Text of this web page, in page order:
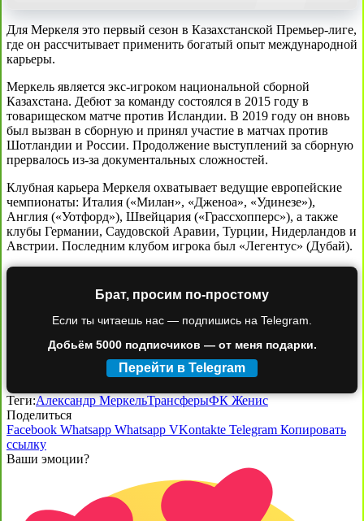
Для Меркеля это первый сезон в Казахстанской Премьер-лиге,
где он рассчитывает применить богатый опыт международной
карьеры.
Меркель является экс-игроком национальной сборной
Казахстана. Дебют за команду состоялся в 2015 году в
товарищеском матче против Исландии. В 2019 году он вновь
был вызван в сборную и принял участие в матчах против
Шотландии и России. Продолжение выступлений за сборную
прервалось из-за документальных сложностей.
Клубная карьера Меркеля охватывает ведущие европейские
чемпионаты: Италия («Милан», «Дженоа», «Удинезе»),
Англия («Уотфорд»), Швейцария («Грассхопперс»), а также
клубы Германии, Саудовской Аравии, Турции, Нидерландов и
Австрии. Последним клубом игрока был «Легентус» (Дубай).
Брат, просим по-простому
Если ты читаешь нас — подпишись на Telegram.
Добьём 5000 подписчиков — от меня подарки.
Перейти в Telegram
Теги:Александр МеркельТрансферыФК Женис
Поделиться
Facebook Whatsapp Whatsapp VKontakte Telegram Копировать
ссылку
Ваши эмоции?